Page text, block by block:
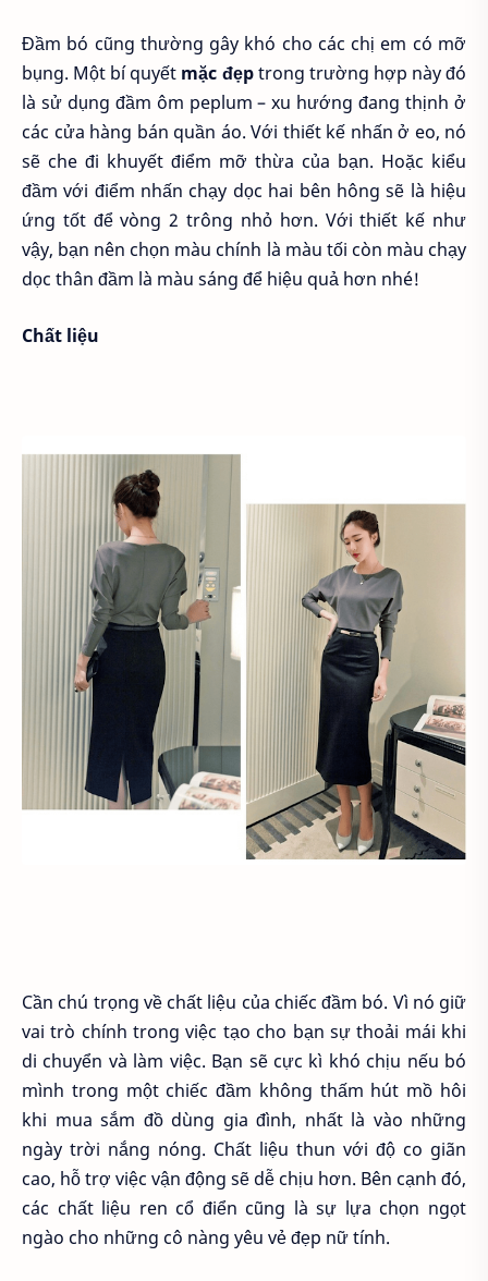
Đầm bó cũng thường gây khó cho các chị em có mỡ
bụng. Một bí quyết mặc đẹptrong trường hợp này đó
là sử dụng đầm ôm peplum – xu hướng đang thịnh ở
các cửa hàng bán quần áo. Với thiết kế nhấn ở eo, nó
sẽ che đi khuyết điểm mỡ thừa của bạn. Hoặc kiểu
đầm với điểm nhấn chạy dọc hai bên hông sẽ là hiệu
ứng tốt để vòng 2 trông nhỏ hơn. Với thiết kế như
vậy, bạn nên chọn màu chính là màu tối còn màu chạy
dọc thân đầm là màu sáng để hiệu quả hơn nhé!
Chất liệu
Cần chú trọng về chất liệu của chiếc đầm bó. Vì nó giữ
vai trò chính trong việc tạo cho bạn sự thoải mái khi
di chuyển và làm việc. Bạn sẽ cực kì khó chịu nếu bó
mình trong một chiếc đầm không thấm hút mồ hôi
khi mua sắm đồ dùng gia đình, nhất là vào những
ngày trời nắng nóng. Chất liệu thun với độ co giãn
cao, hỗ trợ việc vận động sẽ dễ chịu hơn. Bên cạnh đó,
các chất liệu ren cổ điển cũng là sự lựa chọn ngọt
ngào cho những cô nàng yêu vẻ đẹp nữ tính.